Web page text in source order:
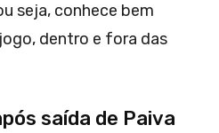
seja, conhece bem
dentro e fora das
saída de Paiva